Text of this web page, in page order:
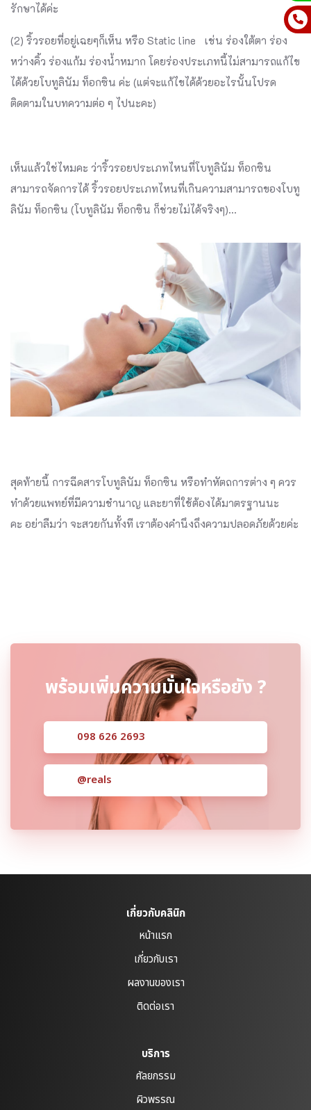
รักษาได้ค่ะ
(2) ริ้วรอยที่อยู่เฉยๆก็เห็น หรือ Static line เช่น ร่องใต้ตา ร่อง
หว่างคิ้ว ร่องแก้ม ร่องน้ำหมาก โดยร่องประเภทนี้ไม่สามารถแก้ไข
ได้ด้วยโบทูลินัม ท็อกซิน ค่ะ (แต่จะแก้ไขได้ด้วยอะไรนั้นโปรด
ติดตามในบทความต่อ ๆ ไปนะคะ)
เห็นแล้วใช่ไหมคะ ว่าริ้วรอยประเภทไหนที่โบทูลินัม ท็อกซิน
สามารถจัดการได้ ริ้วรอยประเภทไหนที่เกินความสามารถของโบทู
ลินัม ท็อกซิน (โบทูลินัม ท็อกซิน ก็ช่วยไม่ได้จริงๆ)...
สุดท้ายนี้ การฉีดสารโบทูลินัม ท็อกซิน หรือทำหัตถการต่าง ๆ ควร
ทำด้วยแพทย์ที่มีความชำนาญ และยาที่ใช้ต้องได้มาตรฐานนะ
คะ อย่าลืมว่า จะสวยกันทั้งที เราต้องคำนึงถึงความปลอดภัยด้วยค่ะ
พร้อมเพิ่มความมั่นใจหรือยัง ?
098 626 2693
@reals
เกี่ยวกับคลินิก
หน้าแรก
เกี่ยวกับเรา
ผลงานของเรา
ติดต่อเรา
บริการ
ศัลยกรรม
ผิวพรรณ